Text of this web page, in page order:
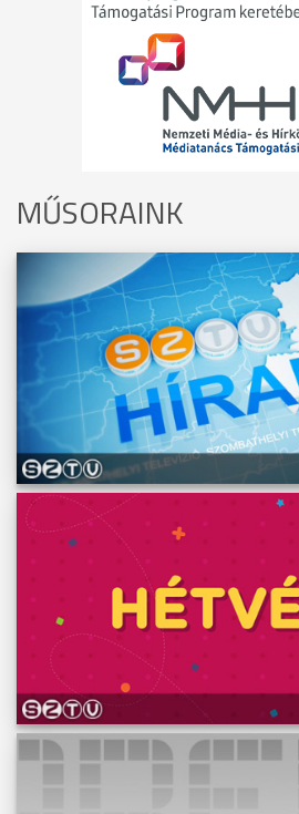
MŰSORAINK